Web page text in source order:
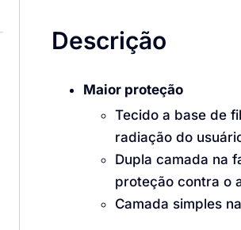
Descrição
Maior proteção
Tecido a base de
radiação do
Dupla camada na
proteção contra o
Camada simples